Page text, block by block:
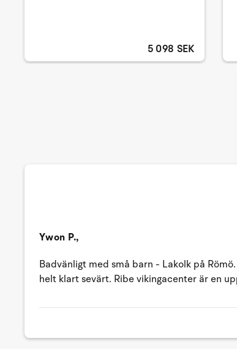
5 098 SEK
Ywon P.,
Badvänligt med små barn - Lakolk på
helt klart sevärt. Ribe vikingacenter är en